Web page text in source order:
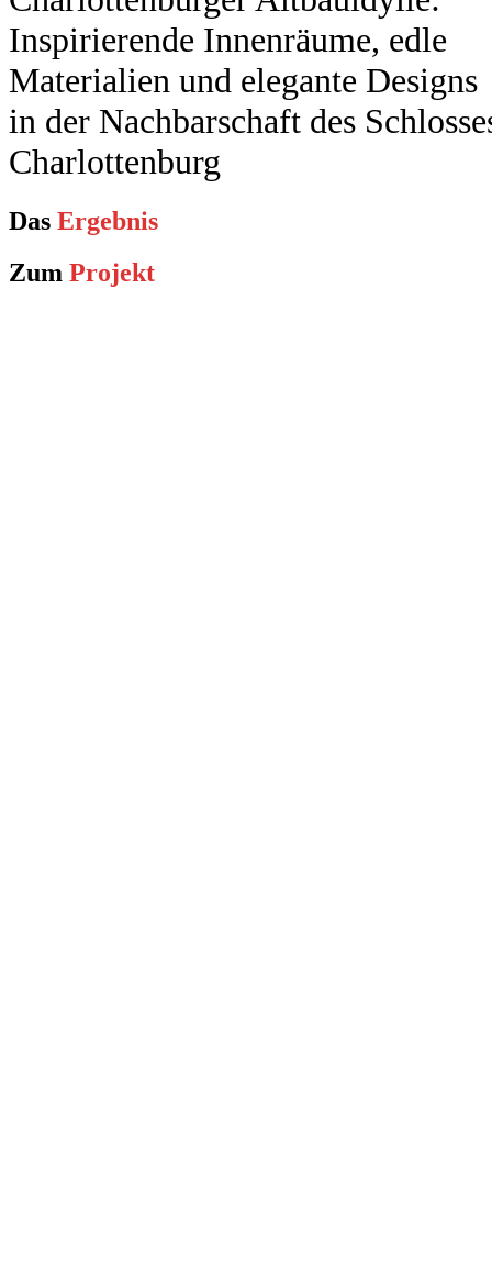
Inspirierende Innenräume, edle
Materialien und elegante Designs
in der Nachbarschaft des
Charlottenburg
Das Ergebnis
Zum Projekt